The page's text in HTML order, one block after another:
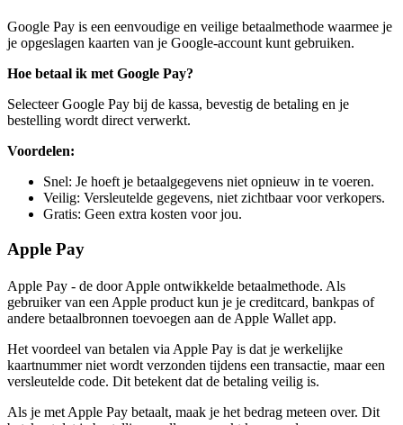
Google Pay is een eenvoudige en veilige betaalmethode waarmee je
je opgeslagen kaarten van je Google-account kunt gebruiken.
Hoe betaal ik met Google Pay?
Selecteer Google Pay bij de kassa, bevestig de betaling en je
bestelling wordt direct verwerkt.
Voordelen:
Snel: Je hoeft je betaalgegevens niet opnieuw in te voeren.
Veilig: Versleutelde gegevens, niet zichtbaar voor verkopers.
Gratis: Geen extra kosten voor jou.
Apple Pay
Apple Pay - de door Apple ontwikkelde betaalmethode. Als
gebruiker van een Apple product kun je je creditcard, bankpas of
andere betaalbronnen toevoegen aan de Apple Wallet app.
Het voordeel van betalen via Apple Pay is dat je werkelijke
kaartnummer niet wordt verzonden tijdens een transactie, maar een
versleutelde code. Dit betekent dat de betaling veilig is.
Als je met Apple Pay betaalt, maak je het bedrag meteen over. Dit